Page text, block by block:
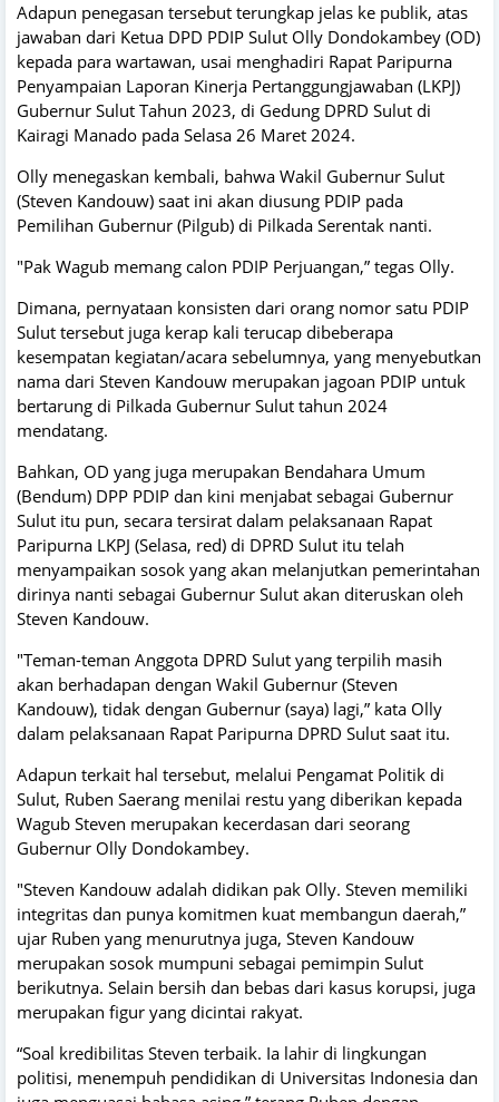
Adapun penegasan tersebut terungkap jelas ke publik, atas
jawaban dari Ketua DPD PDIP Sulut Olly Dondokambey (OD)
kepada para wartawan, usai menghadiri Rapat Paripurna
Penyampaian Laporan Kinerja Pertanggungjawaban (LKPJ)
Gubernur Sulut Tahun 2023, di Gedung DPRD Sulut di
Kairagi Manado pada Selasa 26 Maret 2024.
Olly menegaskan kembali, bahwa Wakil Gubernur Sulut
(Steven Kandouw) saat ini akan diusung PDIP pada
Pemilihan Gubernur (Pilgub) di Pilkada Serentak nanti.
"Pak Wagub memang calon PDIP Perjuangan,” tegas Olly.
Dimana, pernyataan konsisten dari orang nomor satu PDIP
Sulut tersebut juga kerap kali terucap dibeberapa
kesempatan kegiatan/acara sebelumnya, yang menyebutkan
nama dari Steven Kandouw merupakan jagoan PDIP untuk
bertarung di Pilkada Gubernur Sulut tahun 2024
mendatang.
Bahkan, OD yang juga merupakan Bendahara Umum
(Bendum) DPP PDIP dan kini menjabat sebagai Gubernur
Sulut itu pun, secara tersirat dalam pelaksanaan Rapat
Paripurna LKPJ (Selasa, red) di DPRD Sulut itu telah
menyampaikan sosok yang akan melanjutkan pemerintahan
dirinya nanti sebagai Gubernur Sulut akan diteruskan oleh
Steven Kandouw.
"Teman-teman Anggota DPRD Sulut yang terpilih masih
akan berhadapan dengan Wakil Gubernur (Steven
Kandouw), tidak dengan Gubernur (saya) lagi,” kata Olly
dalam pelaksanaan Rapat Paripurna DPRD Sulut saat itu.
Adapun terkait hal tersebut, melalui Pengamat Politik di
Sulut, Ruben Saerang menilai restu yang diberikan kepada
Wagub Steven merupakan kecerdasan dari seorang
Gubernur Olly Dondokambey.
"Steven Kandouw adalah didikan pak Olly. Steven memiliki
integritas dan punya komitmen kuat membangun daerah,”
ujar Ruben yang menurutnya juga, Steven Kandouw
merupakan sosok mumpuni sebagai pemimpin Sulut
berikutnya. Selain bersih dan bebas dari kasus korupsi, juga
merupakan figur yang dicintai rakyat.
“Soal kredibilitas Steven terbaik. Ia lahir di lingkungan
politisi, menempuh pendidikan di Universitas Indonesia dan